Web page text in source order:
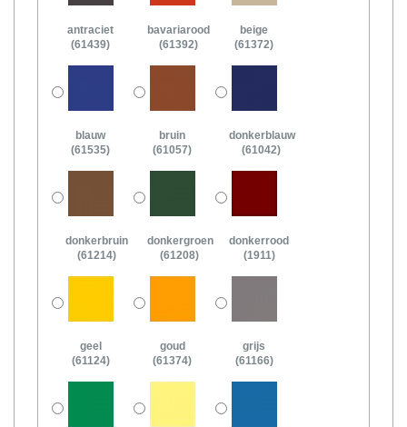
antraciet
(61439)
bavariarood
(61392)
beige
(61372)
blauw
(61535)
bruin
(61057)
donkerblauw
(61042)
donkerbruin
(61214)
donkergroen
(61208)
donkerrood
(1911)
geel
(61124)
goud
(61374)
grijs
(61166)